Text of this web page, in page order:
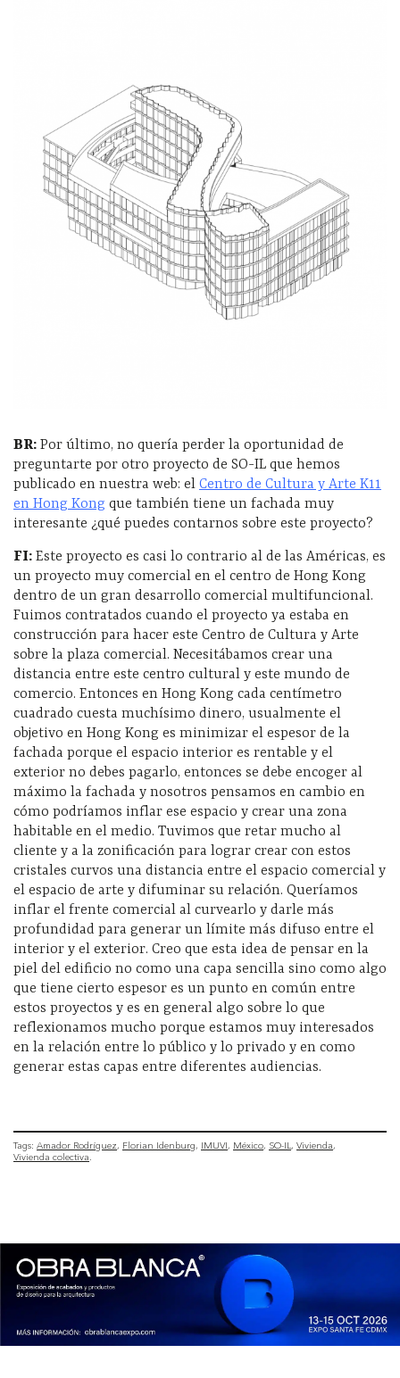
BR: Por último, no quería perder la oportunidad de
preguntarte por otro proyecto de SO-IL que hemos
publicado en nuestra web: el Centro de Cultura y Arte K11
en Hong Kong que también tiene un fachada muy
interesante ¿qué puedes contarnos sobre este proyecto?
FI: Este proyecto es casi lo contrario al de las Américas, es
un proyecto muy comercial en el centro de Hong Kong
dentro de un gran desarrollo comercial multifuncional.
Fuimos contratados cuando el proyecto ya estaba en
construcción para hacer este Centro de Cultura y Arte
sobre la plaza comercial. Necesitábamos crear una
distancia entre este centro cultural y este mundo de
comercio. Entonces en Hong Kong cada centímetro
cuadrado cuesta muchísimo dinero, usualmente el
objetivo en Hong Kong es minimizar el espesor de la
fachada porque el espacio interior es rentable y el
exterior no debes pagarlo, entonces se debe encoger al
máximo la fachada y nosotros pensamos en cambio en
cómo podríamos inflar ese espacio y crear una zona
habitable en el medio. Tuvimos que retar mucho al
cliente y a la zonificación para lograr crear con estos
cristales curvos una distancia entre el espacio comercial y
el espacio de arte y difuminar su relación. Queríamos
inflar el frente comercial al curvearlo y darle más
profundidad para generar un límite más difuso entre el
interior y el exterior. Creo que esta idea de pensar en la
piel del edificio no como una capa sencilla sino como algo
que tiene cierto espesor es un punto en común entre
estos proyectos y es en general algo sobre lo que
reflexionamos mucho porque estamos muy interesados
en la relación entre lo público y lo privado y en como
generar estas capas entre diferentes audiencias.
Tags: Amador Rodríguez Florian Idenburg IMUVI México SO-IL
Vivienda
Vivienda colectiva